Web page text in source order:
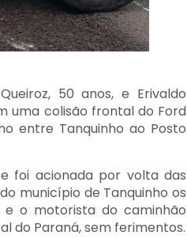
50 anos, e Erivaldo
uma colisão frontal do Ford
entre Tanquinho ao Posto
foi acionada por volta das
município de Tanquinho os
e o motorista do caminhão
do Paraná, sem ferimentos.